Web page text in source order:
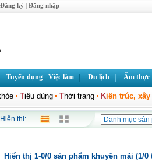
Đăng ký | Đăng nhập
Tuyển dụng - Việc làm Du lịch Ẩm thực
Kiến trúc,
Thời trang
Tiêu dùng
Hiển thị:
Hiển thị 1-0/0 sản phẩm khuyến mãi (1/0